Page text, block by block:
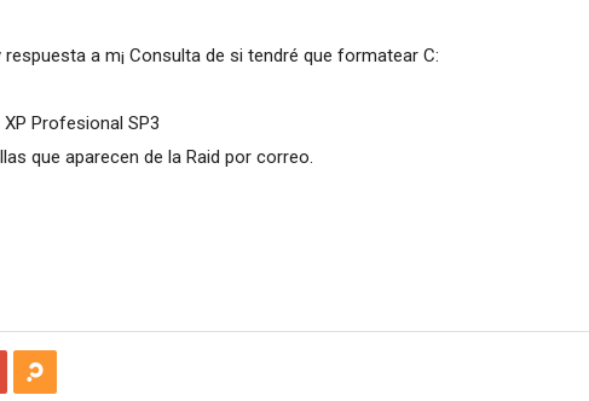
a m¡ Consulta de si tendré que formatear C:
Profesional SP3
que aparecen de la Raid por correo.